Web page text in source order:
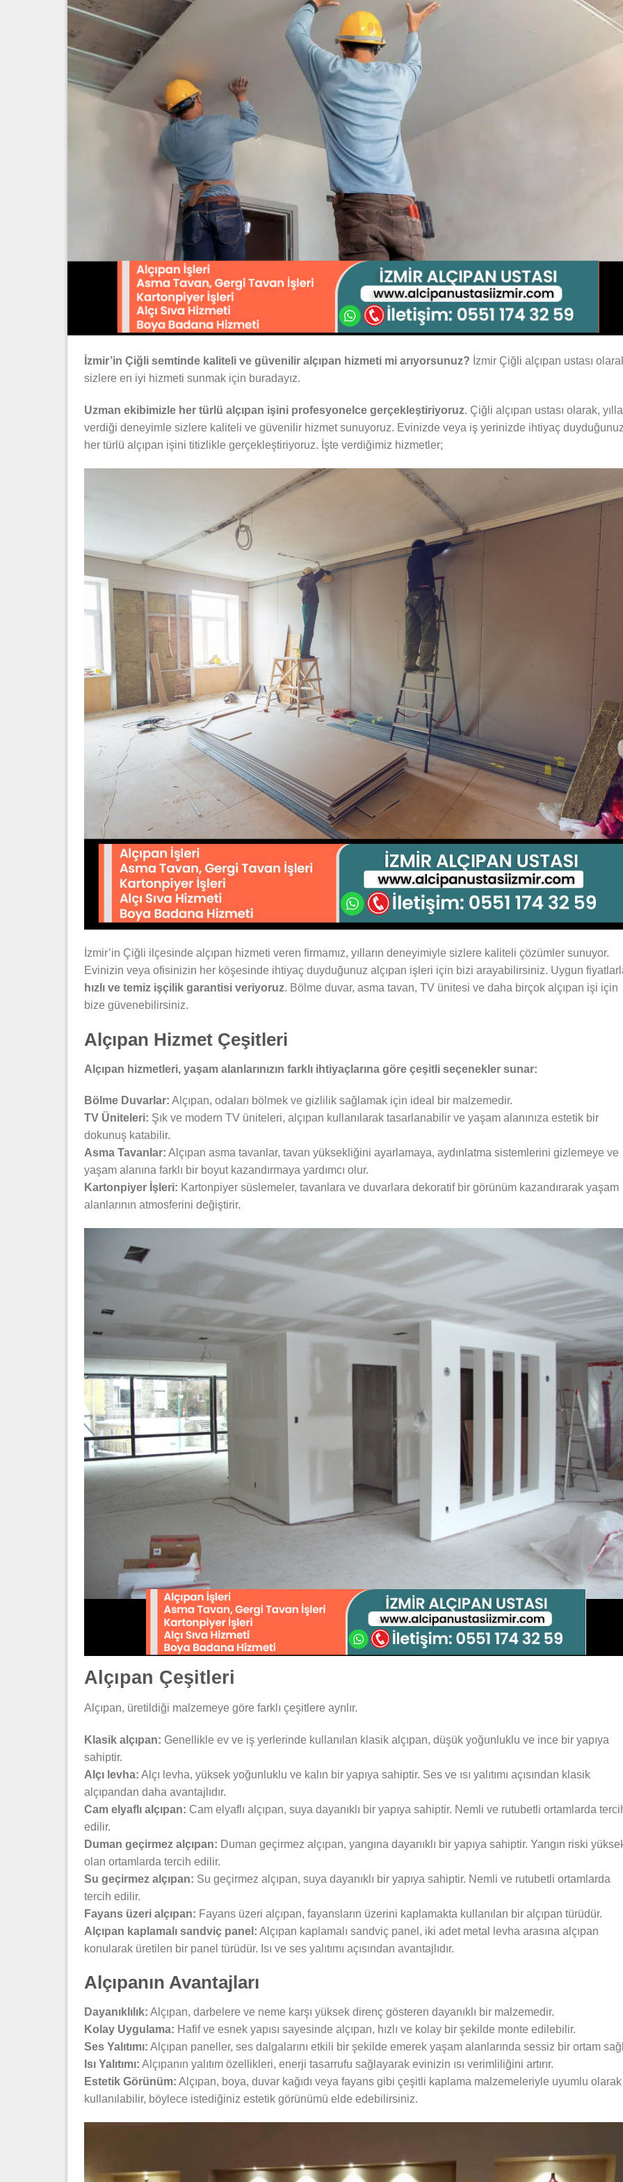
İzmir’in Çiğli semtinde kaliteli ve güvenilir alçıpan hizmeti mi arıyorsunuz? İzmir Çiğli alçıpan ustası
sizlere en iyi hizmeti sunmak için buradayız.
Uzman ekibimizle her türlü alçıpan işini profesyonelce gerçekleştiriyoruz. Çiğli alçıpan ustası olarak,
verdiği deneyimle sizlere kaliteli ve güvenilir hizmet sunuyoruz. Evinizde veya iş yerinizde ihtiyaç
her türlü alçıpan işini titizlikle gerçekleştiriyoruz. İşte verdiğimiz hizmetler;
İzmir’in Çiğli ilçesinde alçıpan hizmeti veren firmamız, yılların deneyimiyle sizlere kaliteli çözümler sunuyor.
Evinizin veya ofisinizin her köşesinde ihtiyaç duyduğunuz alçıpan işleri için bizi arayabilirsiniz. Uygun
hızlı ve temiz işçilik garantisi veriyoruz. Bölme duvar, asma tavan, TV ünitesi ve daha birçok alçıpan işi için
bize güvenebilirsiniz.
Alçıpan Hizmet Çeşitleri
Alçıpan hizmetleri, yaşam alanlarınızın farklı ihtiyaçlarına göre çeşitli seçenekler sunar:
Bölme Duvarlar: Alçıpan, odaları bölmek ve gizlilik sağlamak için ideal bir malzemedir.
TV Üniteleri: Şık ve modern TV üniteleri, alçıpan kullanılarak tasarlanabilir ve yaşam alanınıza estetik bir
dokunuş katabilir.
Asma Tavanlar: Alçıpan asma tavanlar, tavan yüksekliğini ayarlamaya, aydınlatma sistemlerini gizlemeye ve
yaşam alanına farklı bir boyut kazandırmaya yardımcı olur.
Kartonpiyer İşleri: Kartonpiyer süslemeler, tavanlara ve duvarlara dekoratif bir görünüm kazandırarak yaşam
alanlarının atmosferini değiştirir.
Alçıpan Çeşitleri
Alçıpan, üretildiği malzemeye göre farklı çeşitlere ayrılır.
Klasik alçıpan: Genellikle ev ve iş yerlerinde kullanılan klasik alçıpan, düşük yoğunluklu ve ince bir yapıya
sahiptir.
Alçı levha: Alçı levha, yüksek yoğunluklu ve kalın bir yapıya sahiptir. Ses ve ısı yalıtımı açısından klasik
alçıpandan daha avantajlıdır.
Cam elyaflı alçıpan: Cam elyaflı alçıpan, suya dayanıklı bir yapıya sahiptir. Nemli ve rutubetli ortamlarda
edilir.
Duman geçirmez alçıpan: Duman geçirmez alçıpan, yangına dayanıklı bir yapıya sahiptir. Yangın riski
olan ortamlarda tercih edilir.
Su geçirmez alçıpan: Su geçirmez alçıpan, suya dayanıklı bir yapıya sahiptir. Nemli ve rutubetli ortamlarda
tercih edilir.
Fayans üzeri alçıpan: Fayans üzeri alçıpan, fayansların üzerini kaplamakta kullanılan bir alçıpan türüdür.
Alçıpan kaplamalı sandviç panel: Alçıpan kaplamalı sandviç panel, iki adet metal levha arasına alçıpan
konularak üretilen bir panel türüdür. Isı ve ses yalıtımı açısından avantajlıdır.
Alçıpanın Avantajları
Dayanıklılık: Alçıpan, darbelere ve neme karşı yüksek direnç gösteren dayanıklı bir malzemedir.
Kolay Uygulama: Hafif ve esnek yapısı sayesinde alçıpan, hızlı ve kolay bir şekilde monte edilebilir.
Ses Yalıtımı: Alçıpan paneller, ses dalgalarını etkili bir şekilde emerek yaşam alanlarında sessiz bir ortam
Isı Yalıtımı: Alçıpanın yalıtım özellikleri, enerji tasarrufu sağlayarak evinizin ısı verimliliğini artırır.
Estetik Görünüm: Alçıpan, boya, duvar kağıdı veya fayans gibi çeşitli kaplama malzemeleriyle uyumlu olarak
kullanılabilir, böylece istediğiniz estetik görünümü elde edebilirsiniz.